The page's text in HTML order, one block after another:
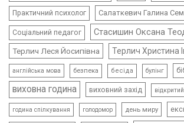
Практичний психолог Салаткевич Галина
Соціальний педагог Стасишин Оксана
Терлич Леся Йосипівна Терлич Христина
англійська мова безпека бесіда булінг
виховна година виховний захід
година спілкування голодомор день миру